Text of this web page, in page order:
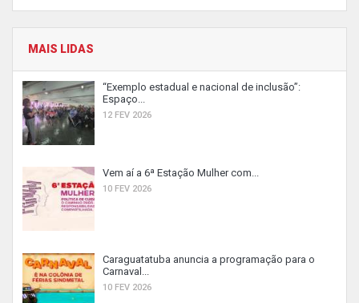
MAIS LIDAS
“Exemplo estadual e nacional de inclusão”:
Espaço...
12 FEV 2026
Vem aí a 6ª Estação Mulher com...
10 FEV 2026
Caraguatatuba anuncia a programação para o
Carnaval...
10 FEV 2026